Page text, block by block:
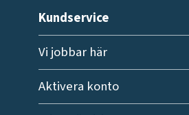
Kundservice
Vi jobbar här
Aktivera konto